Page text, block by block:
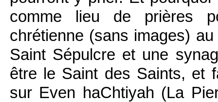
comme lieu de prières
chrétienne (sans images)
Saint Sépulcre et une
être le Saint des Saints, et
sur Even haChtiyah (La